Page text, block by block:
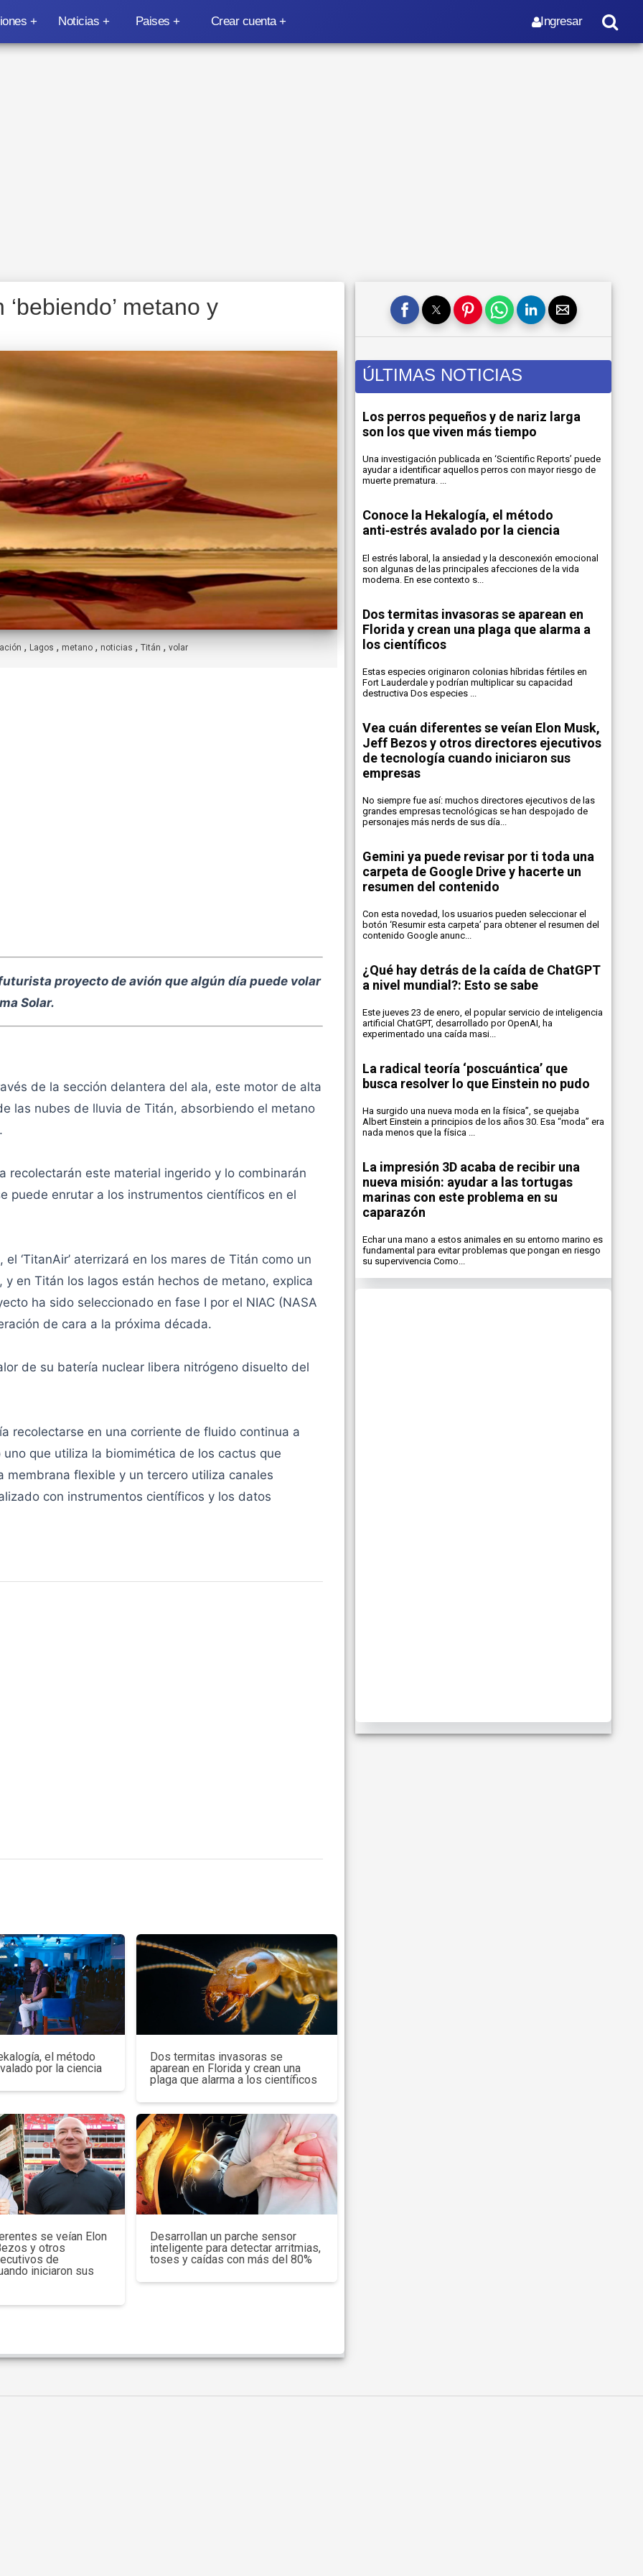
Noticias Paises Ingresar
Crear cuenta
metano y
, Lagos , metano, noticias , Titán , volar
proyecto de avión que algún día puede volar
Solar.
de la sección delantera del ala, este motor de alta
las nubes de lluvia de Titán, absorbiendo el metano
recolectarán este material ingerido y lo combinarán
puede enrutar a los instrumentos científicos en el
‘TitanAir’ aterrizará en los mares de Titán como un
y en Titán los lagos están hechos de metano, explica
ha sido seleccionado en fase I por el NIAC (NASA
de cara a la próxima década.
de su batería nuclear libera nitrógeno disuelto del
recolectarse en una corriente de fluido continua a
que utiliza la biomimética de los cactus que
flexible y un tercero utiliza canales
con instrumentos científicos y los datos
el método
por la ciencia
Dos termitas invasoras se
aparean en Florida y crean una
plaga que alarma a los científicos
se veían Elon
y otros
de
iniciaron sus
Desarrollan un parche sensor
inteligente para detectar arritmias,
toses y caídas con más del 80%
ÚLTIMAS NOTICIAS
Los perros pequeños y de nariz larga
son los que viven más tiempo
Una investigación publicada en ‘Scientific Reports’ puede
ayudar a identificar aquellos perros con mayor riesgo de
muerte prematura. ...
Conoce la Hekalogía, el método
anti‑estrés avalado por la ciencia
El estrés laboral, la ansiedad y la desconexión emocional
son algunas de las principales afecciones de la vida
moderna. En ese contexto s...
Dos termitas invasoras se aparean en
Florida y crean una plaga que alarma a
los científicos
Estas especies originaron colonias híbridas fértiles en
Fort Lauderdale y podrían multiplicar su capacidad
destructiva Dos especies ...
Vea cuán diferentes se veían Elon Musk,
Jeff Bezos y otros directores ejecutivos
de tecnología cuando iniciaron sus
empresas
No siempre fue así: muchos directores ejecutivos de las
grandes empresas tecnológicas se han despojado de
personajes más nerds de sus día...
Gemini ya puede revisar por ti toda una
carpeta de Google Drive y hacerte un
resumen del contenido
Con esta novedad, los usuarios pueden seleccionar el
botón ‘Resumir esta carpeta’ para obtener el resumen del
contenido Google anunc...
¿Qué hay detrás de la caída de ChatGPT
a nivel mundial?: Esto se sabe
Este jueves 23 de enero, el popular servicio de inteligencia
artificial ChatGPT, desarrollado por OpenAI, ha
experimentado una caída masi...
La radical teoría ‘poscuántica’ que
busca resolver lo que Einstein no pudo
Ha surgido una nueva moda en la física”, se quejaba
Albert Einstein a principios de los años 30. Esa “moda” era
nada menos que la física ...
La impresión 3D acaba de recibir una
nueva misión: ayudar a las tortugas
marinas con este problema en su
caparazón
Echar una mano a estos animales en su entorno marino es
fundamental para evitar problemas que pongan en riesgo
su supervivencia Como...